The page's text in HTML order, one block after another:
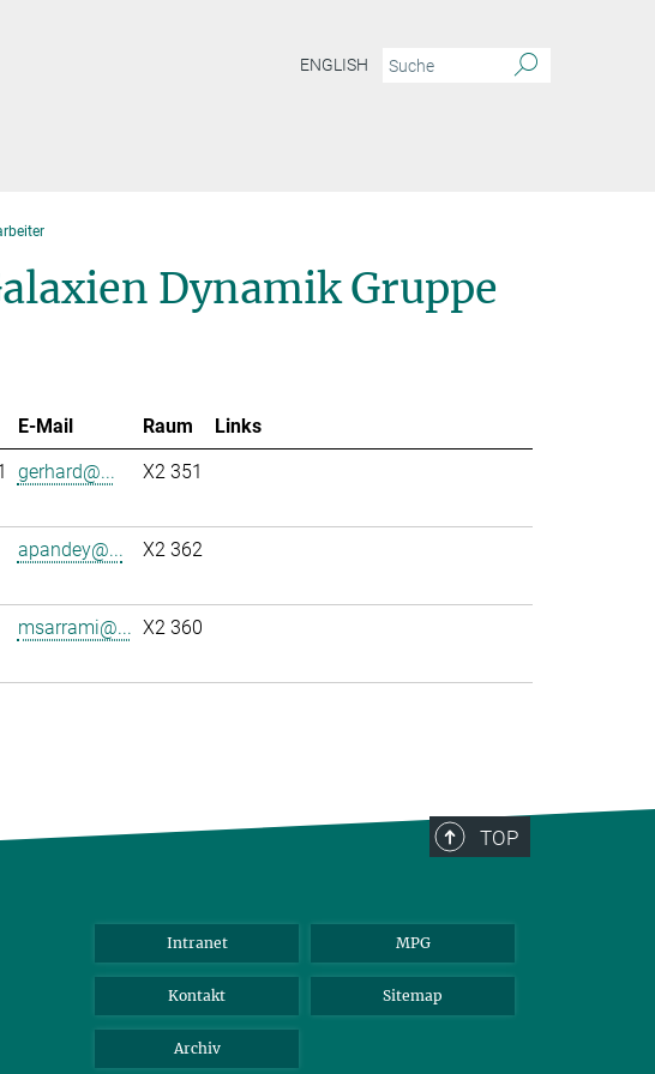
ENGLISH
Dynamik Gruppe
E-Mail Raum
Links
gerhard@... X2 351
apandey@... X2 362
msarrami@... X2 360
TOP
Intranet MPG
Kontakt Sitemap
Archiv